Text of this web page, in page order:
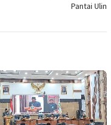
Pantai Ulin